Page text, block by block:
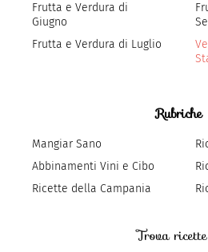
Frutta e Verdura di
Giugno
Frutta e Verdura di Luglio
Rubriche
Mangiar Sano
Abbinamenti Vini e Cibo
Ricette della Campania
Trova ricette